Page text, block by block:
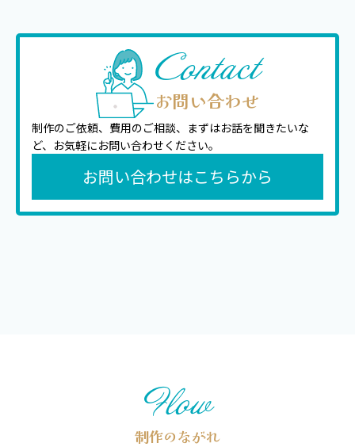
Contact
お問い合わせ
制作のご依頼、費用のご相談、まずはお話を聞きたいな
ど、 お気軽にお問い合わせください。
お問い合わせはこちらから
Flow
制作のながれ